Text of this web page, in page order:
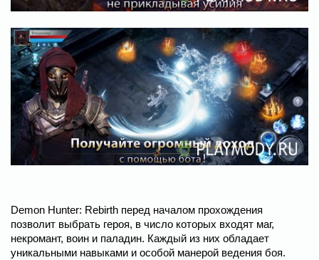
Demon Hunter: Rebirth перед началом прохождения
позволит выбрать героя, в число которых входят маг,
некромант, воин и паладин. Каждый из них обладает
уникальными навыками и особой манерой ведения боя.